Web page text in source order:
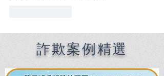
詐欺案例精選